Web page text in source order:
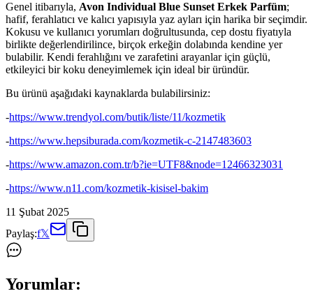
Genel itibarıyla, Avon Individual Blue Sunset Erkek Parfüm;
hafif, ferahlatıcı ve kalıcı yapısıyla yaz ayları için harika bir seçimdir.
Kokusu ve kullanıcı yorumları doğrultusunda, cep dostu fiyatıyla
birlikte değerlendirilince, birçok erkeğin dolabında kendine yer
bulabilir. Kendi ferahlığını ve zarafetini arayanlar için güçlü,
etkileyici bir koku deneyimlemek için ideal bir üründür.
Bu ürünü aşağıdaki kaynaklarda bulabilirsiniz:
-https://www.trendyol.com/butik/liste/11/kozmetik
-https://www.hepsiburada.com/kozmetik-c-2147483603
-https://www.amazon.com.tr/b?ie=UTF8&node=12466323031
-https://www.n11.com/kozmetik-kisisel-bakim
11 Şubat 2025
Paylaş:f𝕏
Yorumlar: